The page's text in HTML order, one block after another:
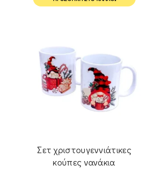
Σετ χριστουγεννιάτικες
κούπες νανάκια